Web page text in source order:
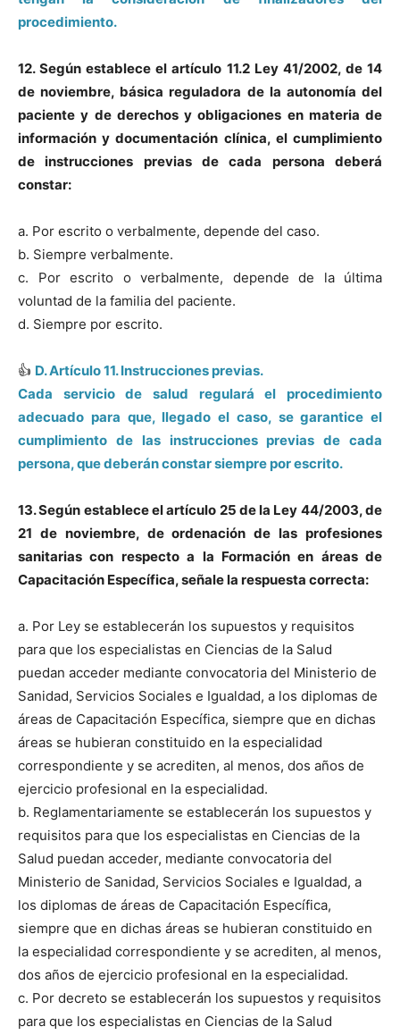
procedimiento.
12. Según establece el artículo 11.2 Ley 41/2002, de 14
de noviembre, básica reguladora de la autonomía del
paciente y de derechos y obligaciones en materia de
información y documentación clínica, el cumplimiento
de instrucciones previas de cada persona deberá
constar:
a. Por escrito o verbalmente, depende del caso.
b. Siempre verbalmente.
c. Por escrito o verbalmente, depende de la última
voluntad de la familia del paciente.
d. Siempre por escrito.
👍 D. Artículo 11. Instrucciones previas.
Cada servicio de salud regulará el procedimiento
adecuado para que, llegado el caso, se garantice el
cumplimiento de las instrucciones previas de cada
persona, que deberán constar siempre por escrito.
13. Según establece el artículo 25 de la Ley 44/2003, de
21 de noviembre, de ordenación de las profesiones
sanitarias con respecto a la Formación en áreas de
Capacitación Específica, señale la respuesta correcta:
a. Por Ley se establecerán los supuestos y requisitos
para que los especialistas en Ciencias de la Salud
puedan acceder mediante convocatoria del Ministerio de
Sanidad, Servicios Sociales e Igualdad, a los diplomas de
áreas de Capacitación Específica, siempre que en dichas
áreas se hubieran constituido en la especialidad
correspondiente y se acrediten, al menos, dos años de
ejercicio profesional en la especialidad.
b. Reglamentariamente se establecerán los supuestos y
requisitos para que los especialistas en Ciencias de la
Salud puedan acceder, mediante convocatoria del
Ministerio de Sanidad, Servicios Sociales e Igualdad, a
los diplomas de áreas de Capacitación Específica,
siempre que en dichas áreas se hubieran constituido en
la especialidad correspondiente y se acrediten, al menos,
dos años de ejercicio profesional en la especialidad.
c. Por decreto se establecerán los supuestos y requisitos
para que los especialistas en Ciencias de la Salud